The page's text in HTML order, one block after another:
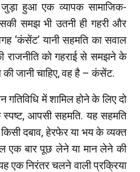
हुआ एक व्यापक सामाजिक-
समझ भी उतनी ही गहरी और
‘कंसेंट’ यानी सहमति का सवाल
को गहराई से समझने के
जानी चाहिए, वह है – कंसेंट.
में शामिल होने के लिए दो
आपसी सहमति. यह सहमति
दबाव, हेरफेर या भय के व्यक्त
एक बार पूछ लेने या मान लेने की
एक निरंतर चलने वाली प्रक्रिया